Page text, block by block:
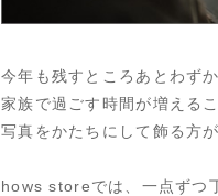
今年も残すところあとわずか
家族で過ごす時間が増えるこ
写真をかたちにして飾る方
hows storeでは、一点ずつ